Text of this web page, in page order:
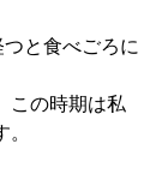
と食べごろに
この時期は私